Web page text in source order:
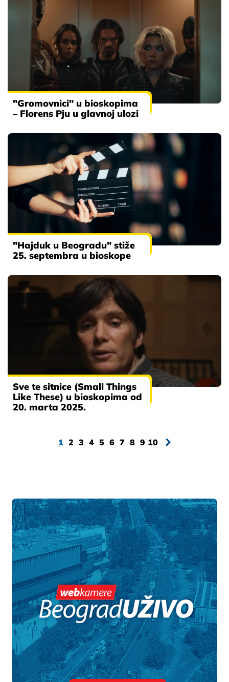
"Gromovnici" u bioskopima
– Florens Pju u glavnoj ulozi
"Hajduk u Beogradu" stiže
25. septembra u bioskope
Sve te sitnice (Small Things
Like These) u bioskopima od
20. marta 2025.
1 2 3 4 5 6 7 8 9 10